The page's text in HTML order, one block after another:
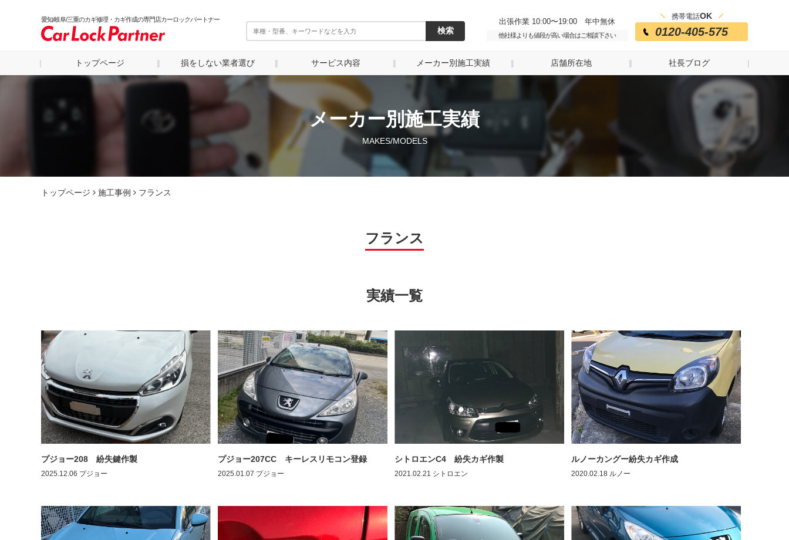
愛知/岐阜/三重のカギ修理・カギ作成の専門店カーロックパートナー 出張作業 10:00〜19:00 年中無休
他社様よりも値段が高い場合はご相談下さい
携帯電話OK
0120-405-575
トップページ 損をしない業者選び サービス内容 メーカー別施工実績 店舗所在地 社長ブログ
メーカー別施工実績
MAKES/MODELS
トップページ 施工事例 フランス
フランス
実績一覧
プジョー208 紛失鍵作製
2025.12.06 プジョー
プジョー207CC キーレスリモコン登録
2025.01.07 プジョー
シトロエンC4 紛失カギ作製
2021.02.21 シトロエン
ルノーカングー紛失カギ作成
2020.02.18 ルノー